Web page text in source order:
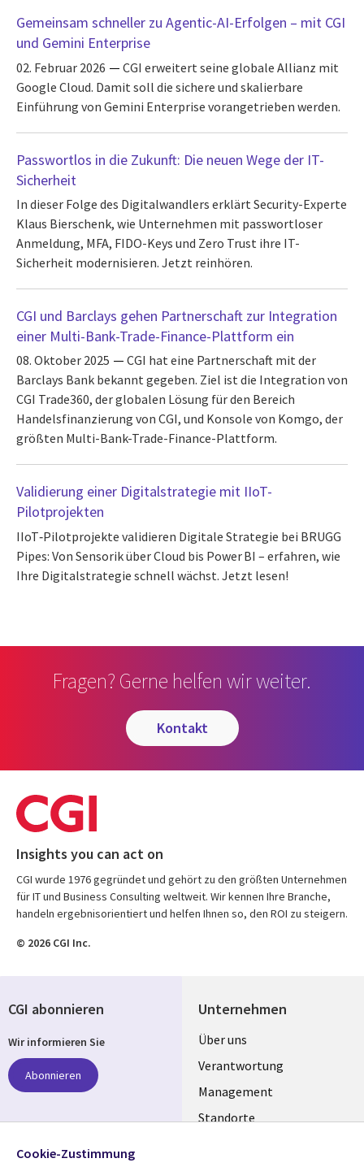
Gemeinsam schneller zu Agentic-AI-Erfolgen – mit CGI
und Gemini Enterprise
02. Februar 2026
CGI erweitert seine globale Allianz mit
Google Cloud. Damit soll die sichere und skalierbare
Einführung von Gemini Enterprise vorangetrieben werden.
Passwortlos in die Zukunft: Die neuen Wege der IT-
Sicherheit
In dieser Folge des Digitalwandlers erklärt Security-Experte
Klaus Bierschenk, wie Unternehmen mit passwortloser
Anmeldung, MFA, FIDO-Keys und Zero Trust ihre IT-
Sicherheit modernisieren. Jetzt reinhören.
CGI und Barclays gehen Partnerschaft zur Integration
einer Multi-Bank-Trade-Finance-Plattform ein
08. Oktober 2025
CGI hat eine Partnerschaft mit der
Barclays Bank bekannt gegeben. Ziel ist die Integration von
CGI Trade360, der globalen Lösung für den Bereich
Handelsfinanzierung von CGI, und Konsole von Komgo, der
größten Multi-Bank-Trade-Finance-Plattform.
Validierung einer Digitalstrategie mit IIoT-
Pilotprojekten
IIoT‑Pilotprojekte validieren Digitale Strategie bei BRUGG
Pipes: Von Sensorik über Cloud bis Power BI – erfahren, wie
Ihre Digitalstrategie schnell wächst. Jetzt lesen!
Fragen? Gerne helfen wir weiter.
kontakt
Insights you can act on
CGI wurde 1976 gegründet und gehört zu den größten Unternehmen
für IT und Business Consulting weltweit. Wir kennen Ihre Branche,
handeln ergebnisorientiert und helfen Ihnen so, den ROI zu steigern.
© 2026 CGI Inc.
Unternehmen
Useful
links
GERMANY
Über uns
Verantwortung
Management
Standorte
CGI abonnieren
Wir informieren Sie
Abonnieren
Folgen Sie uns
Cookie-Zustimmung